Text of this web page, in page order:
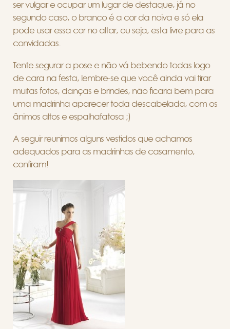
ser vulgar e ocupar um lugar de destaque, já no
segundo caso, o branco é a cor da noiva e só ela
pode usar essa cor no altar, ou seja, esta livre para as
convidadas.
Tente segurar a pose e não vá bebendo todas logo
de cara na festa, lembre-se que você ainda vai tirar
muitas fotos, danças e brindes, não ficaria bem para
uma madrinha aparecer toda descabelada, com os
ânimos altos e espalhafatosa ;)
A seguir reunimos alguns vestidos que achamos
adequados para as madrinhas de casamento,
confiram!